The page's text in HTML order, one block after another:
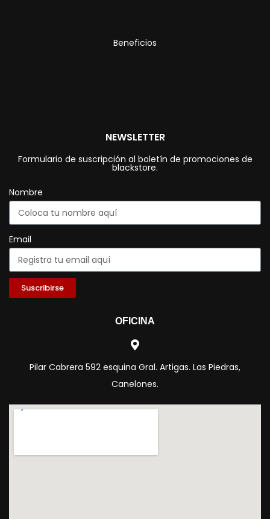
Beneficios
NEWSLETTER
Formulario de suscripción al boletín de promociones de
blackstore.
Nombre
Email
Suscribirse
OFICINA
Pilar Cabrera 592 esquina Gral. Artigas. Las Piedras,
Canelones.